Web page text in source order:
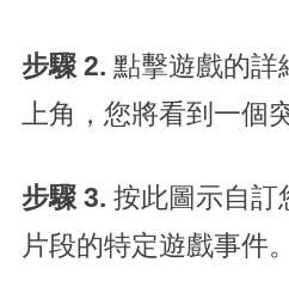
步驟 2. 點擊遊戲的詳
上角，您將看到一個
步驟 3. 按此圖示自訂
片段的特定遊戲事件。